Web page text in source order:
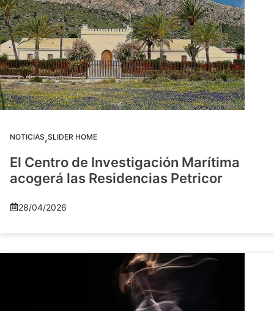
NOTICIAS,SLIDER HOME
El Centro de Investigación Marítima
acogerá las Residencias Petricor
28/04/2026